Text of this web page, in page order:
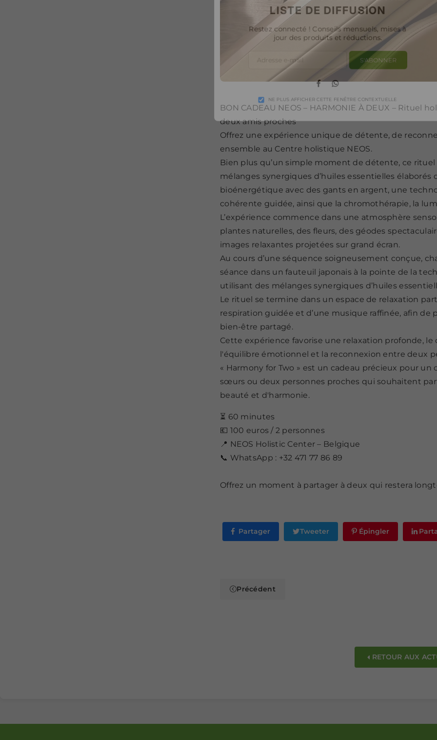
LISTE DE DIFFUSION
Restez connecté ! Conseils mensuels, mises à
jour des produits et réductions.
S'ABONNER
FacebookWhatsapp
NE PLUS AFFICHER CETTE FENÊTRE CONTEXTUELLE
BON CADEAU NEOS – HARMONIE À DEUX –
deux amis proches
Offrez une expérience unique de détente, de
ensemble au Centre holistique NEOS.
Bien plus qu’un simple moment de détente, ce rituel
mélanges synergiques d’huiles essentielles
bioénergétique avec des gants en argent, une
cohérente guidée, ainsi que la chromothérapie, la
L’expérience commence dans une atmosphère
plantes naturelles, des fleurs, des géodes
images relaxantes projetées sur grand écran.
Au cours d’une séquence soigneusement conçue,
séance dans un fauteuil japonais à la pointe de la
utilisant des mélanges synergiques d’huiles
Le rituel se termine dans un espace de relaxation
respiration guidée et d’une musique raffinée, afin de
bien-être partagé.
Cette expérience favorise une relaxation profonde,
l'équilibre émotionnel et la reconnexion entre deux
« Harmony for Two » est un cadeau précieux pour
sœurs ou deux personnes proches qui souhaitent
beauté et d'harmonie.
⏳ 60 minutes
💶 100 euros / 2 personnes
📍 NEOS Holistic Center – Belgique
📞 WhatsApp : +32 471 77 86 89
Offrez un moment à partager à deux qui restera
Partager Tweeter Épingler
Précédent
RETOUR AUX